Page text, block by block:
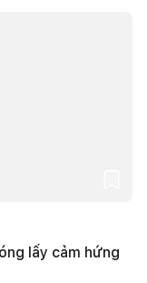
lấy cảm hứng